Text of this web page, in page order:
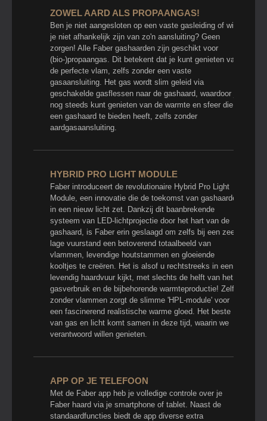
ZOWEL AARD ALS PROPAANGAS!
Ben je niet aangesloten op een vaste gasleiding of wil
je niet afhankelijk zijn van zo'n aansluiting? Geen
zorgen! Alle Faber gashaarden zijn geschikt voor
(bio-)propaangas. Dit betekent dat je kunt genieten van
de perfecte vlam, zelfs zonder een vaste
gasaansluiting. Het gas wordt slim geleid via
geschakelde gasflessen naar de gashaard, waardoor je
nog steeds kunt genieten van de warmte en sfeer die
een gashaard te bieden heeft, zelfs zonder
aardgasaansluiting.
HYBRID PRO LIGHT MODULE
Faber introduceert de revolutionaire Hybrid Pro Light
Module, een innovatie die de toekomst van gashaarden
in een nieuw licht zet. Dankzij dit baanbrekende
systeem van LED-lichtprojectie door het hart van de
gashaard, is Faber erin geslaagd om zelfs bij een zeer
lage vuurstand een betoverend totaalbeeld van
vlammen, levendige houtstammen en gloeiende
kooltjes te creëren. Het is alsof u rechtstreeks in een
levendig haardvuur kijkt, met slechts de helft van het
gasverbruik en de bijbehorende warmteproductie! Zelfs
zonder vlammen zorgt de slimme 'HPL-module' voor
een fascinerend realistische warme gloed. Het beste
van gas en licht komt samen in deze tijd, waarin we
verantwoord willen genieten.
APP OP JE TELEFOON
Met de Faber app heb je volledige controle over je
Faber haard via je smartphone of tablet. Naast de
standaardfuncties biedt de app diverse extra